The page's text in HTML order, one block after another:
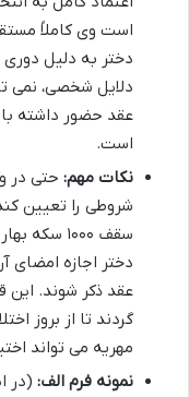
است وی کاملاً
دختر به دلیل دوری
دلایل شخصی، نمی
عقد حضور داشته
است.
نکات مهم: حتی در
شروطی را تعیین
سقف ۱۰۰۰
دختر اجازه امضای
عقد ذکر شوند. این
گردند تا از بروز
مهریه می تواند
نمونه فرم الف: (در